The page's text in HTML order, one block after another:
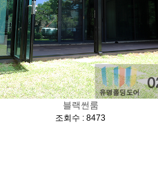
블랙썬룸
조회수 : 8473